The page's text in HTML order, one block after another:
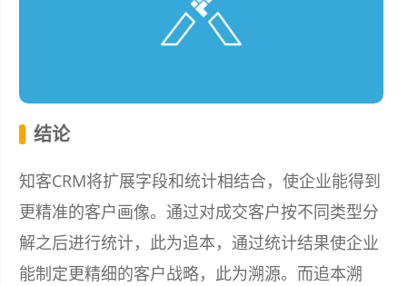
结论
知客CRM将扩展字段和统计相结合，使企业能得到
更精准的客户画像。通过对成交客户按不同类型分
解之后进行统计，此为追本，通过统计结果使企业
能制定更精细的客户战略，此为溯源。而追本溯